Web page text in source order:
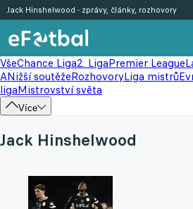
VšeChance Liga2. LigaPremier League
ANižší soutěžeRozhovoryLiga mistrů
ligaMistrovství světa
Více
Jack Hinshelwood - zprávy, články, rozhovory
Jack Hinshelwood